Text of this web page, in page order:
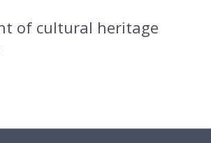
of cultural heritage